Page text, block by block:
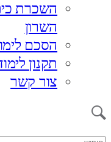
השכרת
השרון
הסכם
תקנון
צור קשר
חיפוש: